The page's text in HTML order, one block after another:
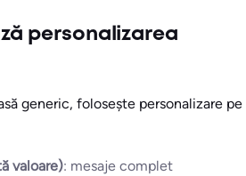
personalizarea
generic, folosește personalizare pe
valoare): mesaje complet